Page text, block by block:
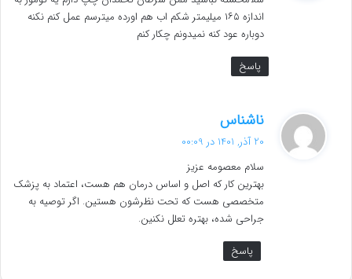
اندازه ۱۶۵ میلیمتر شکم اب هم اورده میترسم عمل کنم نکنه
دوباره عود کنه نمیدونم چکار کنم
پاسخ
ناشناس
ف
:
20 آذر, 1401 در 00:09
سلام معصومه عزیز
بهترین کار که اصل و اساس درمان هم هست، اعتماد به پزشک
متخصصی هست که تحت نظرشون هستین. اگر توصیه به
جراحی شده، بهتره تعلل نکنین.
پاسخ